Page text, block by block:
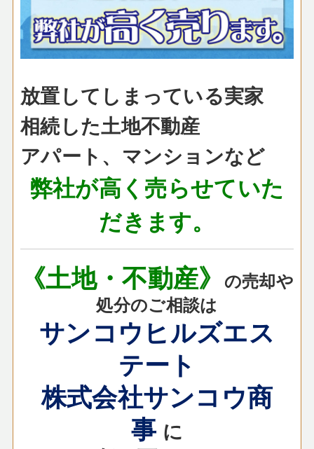
放置してしまっている実家
相続した土地不動産
アパート、マンションなど
弊社が高く売らせていた
だきます。
《土地・不動産》 の売却や
処分のご相談は
サンコウヒルズエス
テート
株式会社サンコウ商
事に